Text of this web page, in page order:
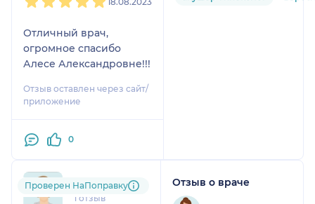
Отличный врач,
огромное спасибо
Алесе Александровне!!!
Отзыв оставлен через сайт/
приложение
0
ann....@....ru
1 отзыв
Проверен НаПоправку Отзыв о враче